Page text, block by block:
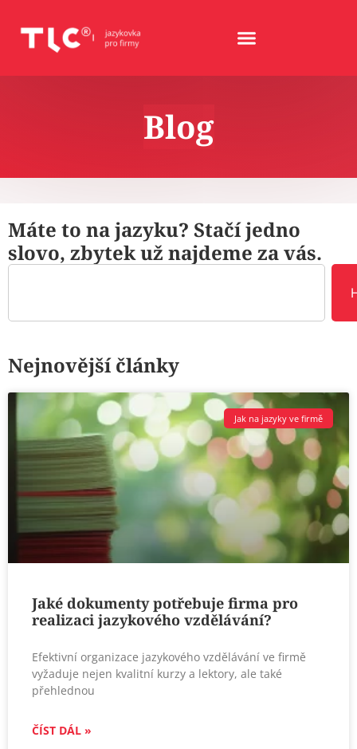
Blog
Máte to na jazyku? Stačí jedno
slovo, zbytek už najdeme za vás.
Nejnovější články
Jak na jazyky ve firmě
Jaké dokumenty potřebuje firma pro
realizaci jazykového vzdělávání?
Efektivní organizace jazykového vzdělávání ve firmě
vyžaduje nejen kvalitní kurzy a lektory, ale také
přehlednou
ČÍST DÁL »